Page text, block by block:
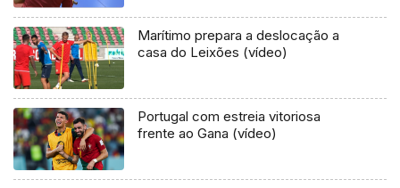
Marítimo prepara a deslocação a
casa do Leixões (vídeo)
Portugal com estreia vitoriosa
frente ao Gana (vídeo)